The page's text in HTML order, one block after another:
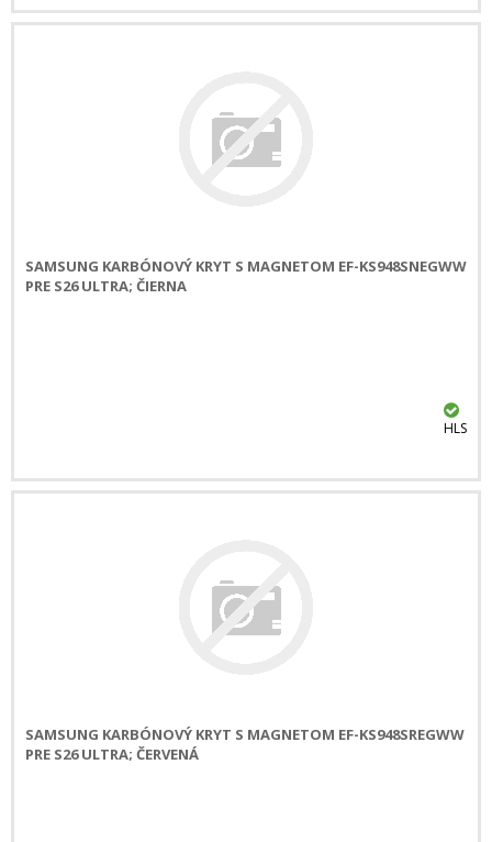
SAMSUNG KARBÓNOVÝ KRYT S MAGNETOM EF-KS948SNEGWW
PRE S26 ULTRA; ČIERNA
HLS
SAMSUNG KARBÓNOVÝ KRYT S MAGNETOM EF-KS948SREGWW
PRE S26 ULTRA; ČERVENÁ